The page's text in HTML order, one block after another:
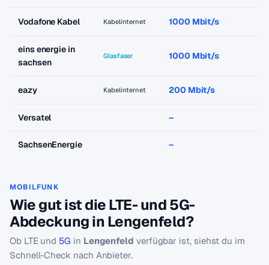
Vodafone Kabel Kabelinternet 1000 Mbit/s
eins energie in
sachsen
Glasfaser 1000 Mbit/s
eazy Kabelinternet 200 Mbit/s
Versatel –
SachsenEnergie –
MOBILFUNK
Wie gut ist die LTE- und 5G-
Abdeckung in Lengenfeld?
Ob LTE und 5G in Lengenfeld verfügbar ist, siehst du im
Schnell-Check nach Anbieter.